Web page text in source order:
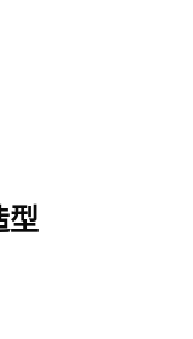
型